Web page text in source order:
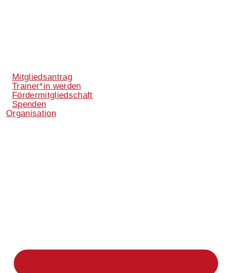
Mitgliedsantrag
Trainer*in werden
Fördermitgliedschaft
Spenden
Organisation